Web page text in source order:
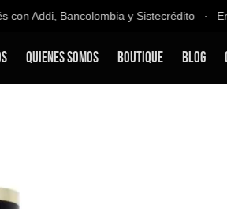
Addi, Bancolombia y Sistecrédito ∙
Quienes Somos Boutique Blog